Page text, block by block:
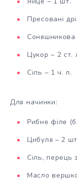
Пресовані
Соняшникова
Цукор – 2 ст.
Сіль – 1 ч. л.
Для начинки:
Рибне філе
Цибуля – 2
Сіль, перець
Масло